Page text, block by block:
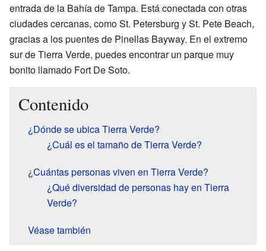
entrada de la Bahía de Tampa. Está conectada con otras
ciudades cercanas, como St. Petersburg y St. Pete Beach,
gracias a los puentes de Pinellas Bayway. En el extremo
sur de Tierra Verde, puedes encontrar un parque muy
bonito llamado Fort De Soto.
Contenido
¿Dónde se ubica Tierra Verde?
¿Cuál es el tamaño de Tierra Verde?
¿Cuántas personas viven en Tierra Verde?
¿Qué diversidad de personas hay en Tierra
Verde?
Véase también